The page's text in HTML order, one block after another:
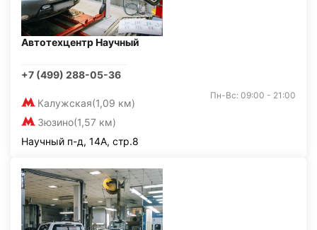
Автотехцентр Научный
+7 (499) 288-05-36
Калужская(1,09 км)
Зюзино(1,57 км)
Пн-Вс: 09:00 - 21:00
Научный п-д, 14А, стр.8